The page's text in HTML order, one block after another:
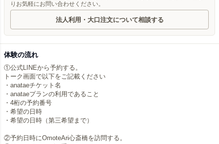
りお気軽にお問い合わせください。
法人利用・大口注文について相談する
体験の流れ
①公式LINEから予約する。
トーク画面で以下をご記載ください
・anataeチケット名
・anataeプランの利用であること
・4桁の予約番号
・希望の日時
・希望の日時（第三希望まで）
②予約日時にOmoteAri心斎橋を訪問する。